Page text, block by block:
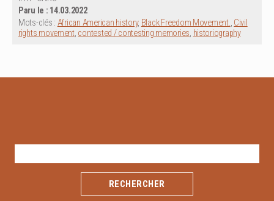
Paru le : 14.03.2022
Mots-clés : African American history, Black Freedom Movement., Civil
rights movement, contested / contesting memories, historiography